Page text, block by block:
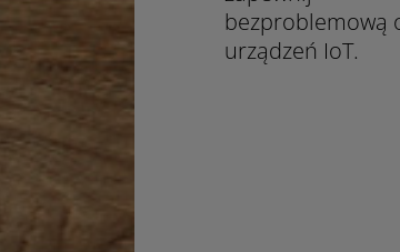
bezproblemową
urządzeń IoT.